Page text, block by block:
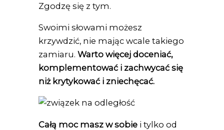
Zgodzę się z tym.
Swoimi słowami możesz
krzywdzić, nie mając wcale takiego
zamiaru. Warto więcej doceniać,
komplementować i zachwycać się
niż krytykować i zniechęcać.
Całą moc masz w sobiei tylko od